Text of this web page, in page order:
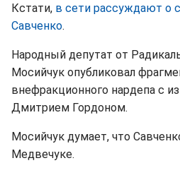
Кстати, в сети рассуждают о
Савченко.
Народный депутат от
Мосийчук опубликовал
внефракционного нардепа с
Дмитрием Гордоном.
Мосийчук думает, что
Медвечуке.